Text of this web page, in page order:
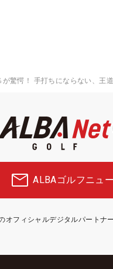
が驚愕！ 手打ちにならない、
ALBAゴルフニュ
オフィシャルデジタルパートナ